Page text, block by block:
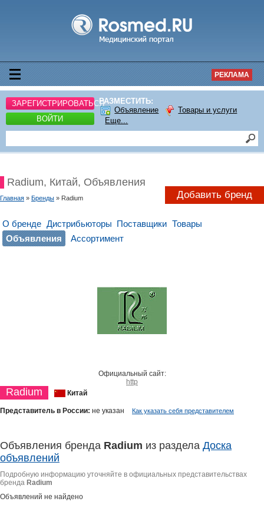
РЕКЛАМА
ЗАРЕГИСТРИРОВАТЬСЯ
ВОЙТИ
РАЗМЕСТИТЬ:
Объявление
Товары и услуги
Еще...
Radium, Китай, Объявления
Главная » Бренды » Radium Добавить бренд
О бренде Дистрибьюторы Поставщики Товары
Объявления
Ассортимент
Официальный сайт:
http
Radium Китай
Представитель в России: не указан Как указать себя представителем
Объявления бренда Radium из раздела Доска
объявлений
Подробную информацию уточняйте в официальных представительствах
бренда Radium
Объявлений не найдено